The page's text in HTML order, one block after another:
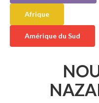
Afrique
Amérique du Sud